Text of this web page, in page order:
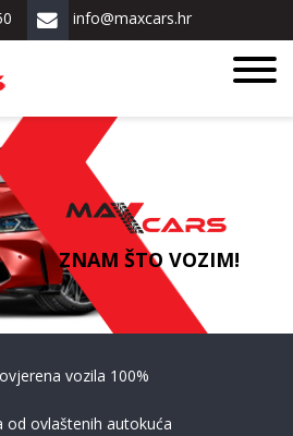
info@maxcars.hr
ZNAM ŠTO VOZIM!
vozila 100%
od ovlaštenih autokuća